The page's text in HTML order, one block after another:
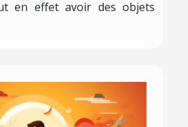
en effet avoir des objets